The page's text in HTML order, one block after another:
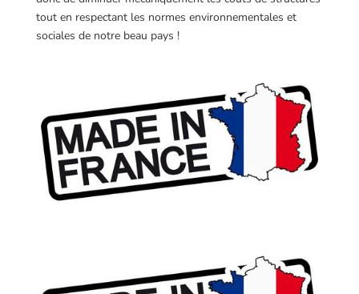
tout en respectant les normes environnementales et
sociales de notre beau pays !